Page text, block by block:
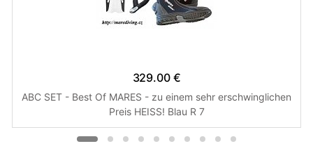
329.00 €
ABC SET - Best Of MARES - zu einem sehr erschwinglichen
Preis HEISS! Blau R 7